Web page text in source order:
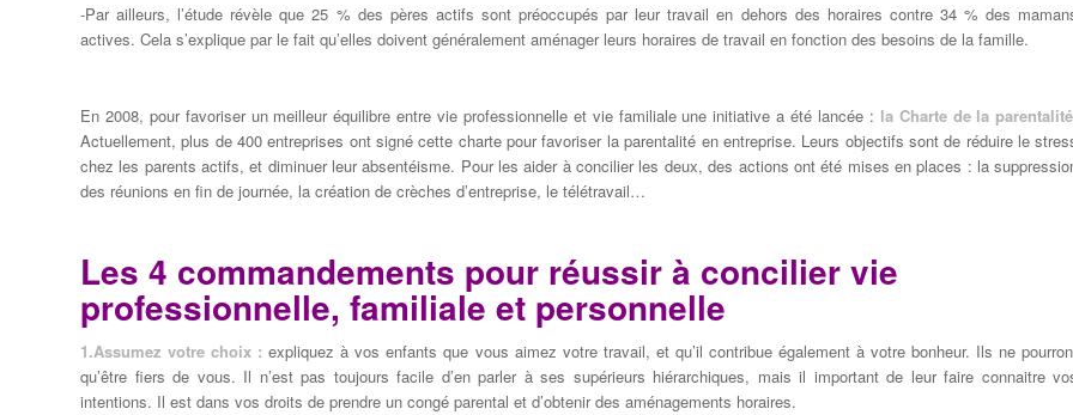
-Par ailleurs, l’étude révèle que 25 % des pères actifs sont préoccupés par leur travail en dehors des horaires contre 34 % des
actives. Cela s’explique par le fait qu’elles doivent généralement aménager leurs horaires de travail en fonction des besoins de la famille.
En 2008, pour favoriser un meilleur équilibre entre vie professionnelle et vie familiale une initiative a été lancée : la Charte de la parentalité
Actuellement, plus de 400 entreprises ont signé cette charte pour favoriser la parentalité en entreprise. Leurs objectifs sont de réduire le
chez les parents actifs, et diminuer leur absentéisme. Pour les aider à concilier les deux, des actions ont été mises en places : la
des réunions en fin de journée, la création de crèches d’entreprise, le télétravail…
Les 4 commandements pour réussir à concilier vie
professionnelle, familiale et personnelle
1.Assumez votre choix : expliquez à vos enfants que vous aimez votre travail, et qu’il contribue également à votre bonheur. Ils ne
qu’être fiers de vous. Il n’est pas toujours facile d’en parler à ses supérieurs hiérarchiques, mais il important de leur faire connaitre
intentions. Il est dans vos droits de prendre un congé parental et d’obtenir des aménagements horaires.